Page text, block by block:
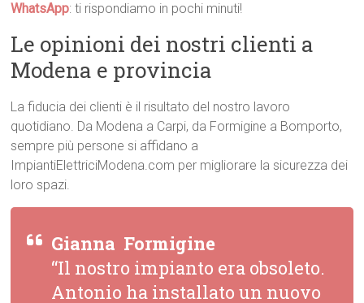
WhatsApp: ti rispondiamo in pochi minuti!
Le opinioni dei nostri clienti a
Modena e provincia
La fiducia dei clienti è il risultato del nostro lavoro
quotidiano. Da Modena a Carpi, da Formigine a Bomporto,
sempre più persone si affidano a
ImpiantiElettriciModena.com per migliorare la sicurezza dei
loro spazi.
Gianna  Formigine
“Il nostro impianto era obsoleto.
Antonio ha installato un nuovo